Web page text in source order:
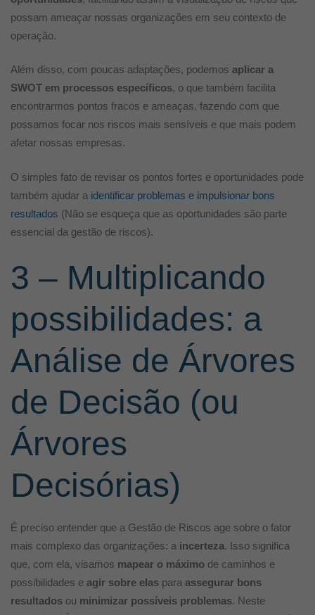
possam ameaçar nossas organizações em seu contexto de
operação.
Além disso, com poucas adaptações, podemos aplicar a
SWOT em processos específicos, o que também facilita
encontrarmos pontos fracos e ameaças, fazendo com que
possamos focar nos riscos mais sensíveis e que mais podem
afetar nossas empresas.
O simples fato de revisar os pontos fortes e oportunidades pode
também ajudar a identificar problemas e impulsionar bons
resultados (Não se esqueça que as oportunidades são parte
essencial da gestão de riscos).
3 – Multiplicando
possibilidades: a
Análise de Árvores
de Decisão (ou
Árvores
Decisórias)
É preciso entender que a Gestão de Riscos age sobre o fator
mais complexo das organizações: a incerteza. Isso significa
que, com ela, visamos mapear o máximo de caminhos e
possibilidades e agir sobre elas para assegurar bons
resultados ou minimizar possíveis problemas. Neste